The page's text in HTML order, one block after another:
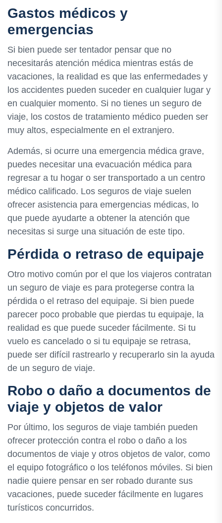
Gastos médicos y
emergencias
Si bien puede ser tentador pensar que no
necesitarás atención médica mientras estás de
vacaciones, la realidad es que las enfermedades y
los accidentes pueden suceder en cualquier lugar y
en cualquier momento. Si no tienes un seguro de
viaje, los costos de tratamiento médico pueden ser
muy altos, especialmente en el extranjero.
Además, si ocurre una emergencia médica grave,
puedes necesitar una evacuación médica para
regresar a tu hogar o ser transportado a un centro
médico calificado. Los seguros de viaje suelen
ofrecer asistencia para emergencias médicas, lo
que puede ayudarte a obtener la atención que
necesitas si surge una situación de este tipo.
Pérdida o retraso de equipaje
Otro motivo común por el que los viajeros contratan
un seguro de viaje es para protegerse contra la
pérdida o el retraso del equipaje. Si bien puede
parecer poco probable que pierdas tu equipaje, la
realidad es que puede suceder fácilmente. Si tu
vuelo es cancelado o si tu equipaje se retrasa,
puede ser difícil rastrearlo y recuperarlo sin la ayuda
de un seguro de viaje.
Robo o daño a documentos de
viaje y objetos de valor
Por último, los seguros de viaje también pueden
ofrecer protección contra el robo o daño a los
documentos de viaje y otros objetos de valor, como
el equipo fotográfico o los teléfonos móviles. Si bien
nadie quiere pensar en ser robado durante sus
vacaciones, puede suceder fácilmente en lugares
turísticos concurridos.